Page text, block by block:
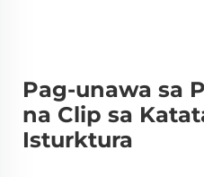
Pag-unawa sa
na Clip sa
Isturktura